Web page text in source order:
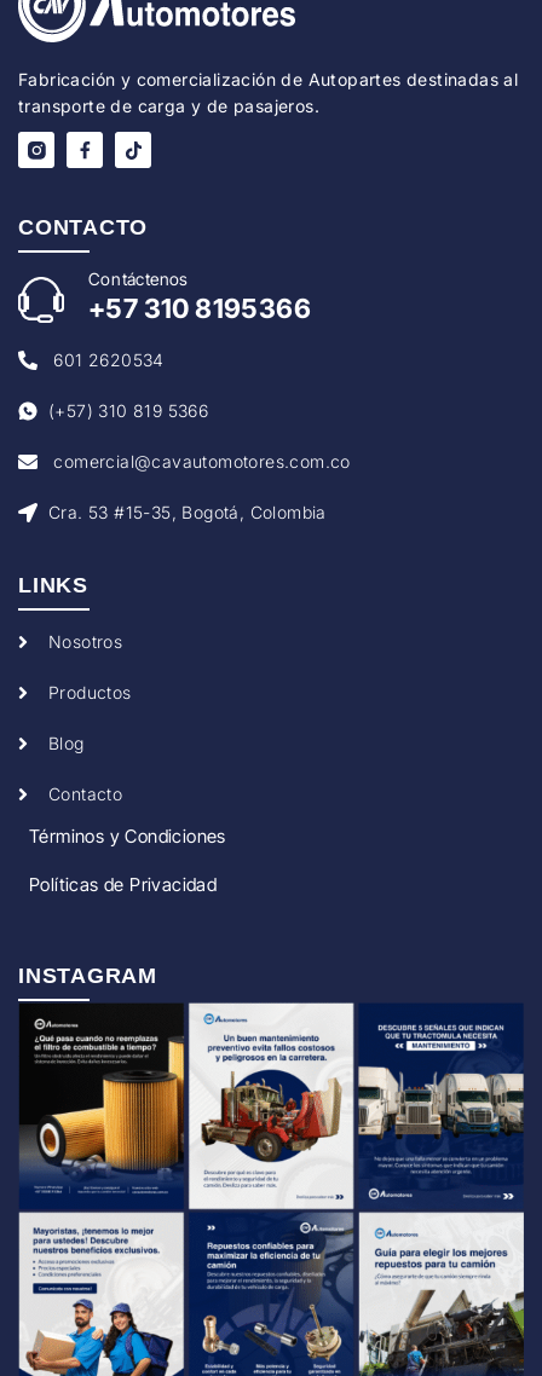
Fabricación y comercialización de Autopartes destinadas al
transporte de carga y de pasajeros.
CONTACTO
Contáctenos
+57 310 8195366
601 2620534
(+57) 310 819 5366
comercial@cavautomotores.com.co
Cra. 53 #15-35, Bogotá, Colombia
LINKS
Nosotros
Productos
Blog
Contacto
Términos y Condiciones
Políticas de Privacidad
INSTAGRAM